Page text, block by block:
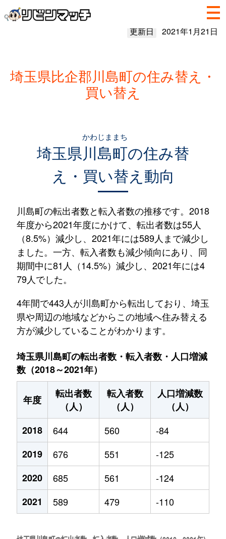
更新日 2021年1月21日
埼玉県比企郡川島町の住み替え・
買い替え
埼玉県川島町
かわじままち
の住み替
え・買い替え動向
川島町の転出者数と転入者数の推移です。2018
年度から2021年度にかけて、転出者数は55人
（8.5%）減少し、2021年には589人まで減少し
ました。一方、転入者数も減少傾向にあり、同
期間中に81人（14.5%）減少し、2021年には4
79人でした。
4年間で443人が川島町から転出しており、埼玉
県や周辺の地域などからこの地域へ住み替える
方が減少していることがわかります。
埼玉県川島町の転出者数・転入者数・人口増減
数（2018～2021年）
年度
転出者数
（人）
転入者数
（人）
人口増減数
（人）
2018
644 560
-84
2019
676 551
-125
2020
685 561
-124
2021
589 479 -110